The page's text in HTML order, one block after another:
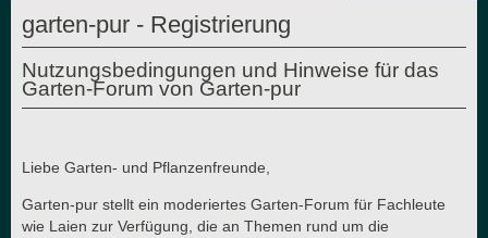
garten-pur - Registrierung
Nutzungsbedingungen und Hinweise für das
Garten-Forum von Garten-pur
Liebe Garten- und Pflanzenfreunde,
Garten-pur stellt ein moderiertes Garten-Forum für Fachleute
wie Laien zur Verfügung, die an Themen rund um die